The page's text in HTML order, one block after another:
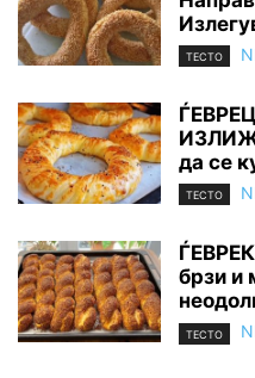
ТЕСТО
да се
ТЕСТО
брзи и
ТЕСТО